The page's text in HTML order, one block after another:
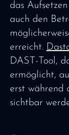
das
auch den
erreicht.
DAST-Tool,
ermöglicht,
erst während
sichtbar